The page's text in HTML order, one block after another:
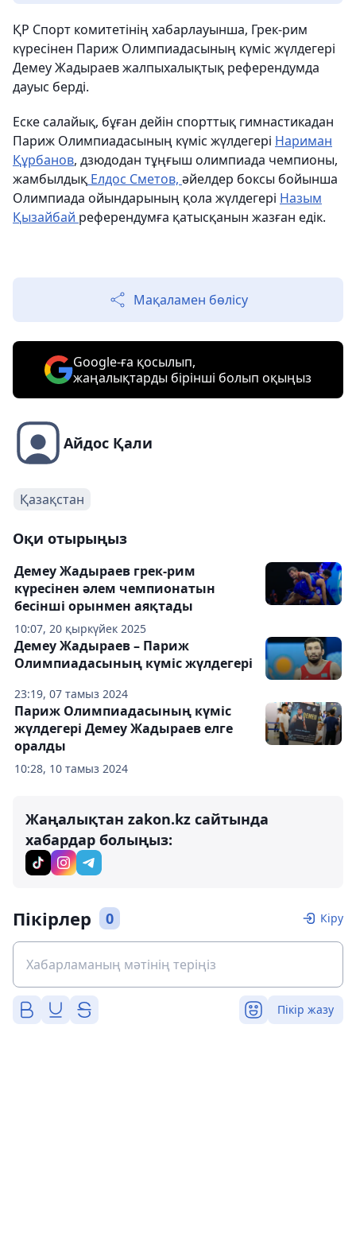
ҚР Спорт комитетінің хабарлауынша, Грек-рим
күресінен Париж Олимпиадасының күміс жүлдегері
Демеу Жадыраев жалпыхалықтық референдумда
дауыс берді.
Еске салайық, бұған дейін спорттық гимнастикадан
Париж Олимпиадасының күміс жүлдегері Нариман
Құрбанов, дзюдодан тұңғыш олимпиада чемпионы,
жамбылдық Елдос Сметов, әйелдер боксы бойынша
Олимпиада ойындарының қола жүлдегері Назым
Қызайбай референдумға қатысқанын жазған едік.
Мақаламен бөлісу
Google-ға қосылып,
жаңалықтарды бірінші болып оқыңыз
Айдос Қали
Қазақстан
Оқи отырыңыз
10:07, 20 қыркүйек 2025
Демеу Жадыраев грек-рим
күресінен әлем чемпионатын
бесінші орынмен аяқтады
23:19, 07 тамыз 2024
Демеу Жадыраев – Париж
Олимпиадасының күміс жүлдегері
10:28, 10 тамыз 2024
Париж Олимпиадасының күміс
жүлдегері Демеу Жадыраев елге
оралды
Жаңалықтан zakon.kz сайтында
хабардар болыңыз:
Пікірлер 0 Кіру
Пікір жазу